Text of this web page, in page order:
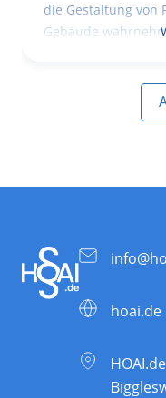
die Gestaltung von
Gebäude
hoai.de